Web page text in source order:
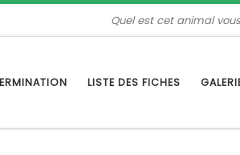
Quel est cet animal
LISTE DES FICHES